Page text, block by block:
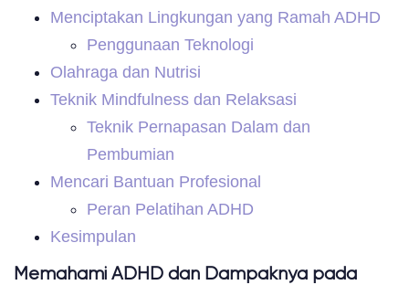
Menciptakan Lingkungan yang Ramah ADHD
Penggunaan Teknologi
Olahraga dan Nutrisi
Teknik Mindfulness dan Relaksasi
Teknik Pernapasan Dalam dan
Pembumian
Mencari Bantuan Profesional
Peran Pelatihan ADHD
Kesimpulan
Memahami ADHD dan Dampaknya pada